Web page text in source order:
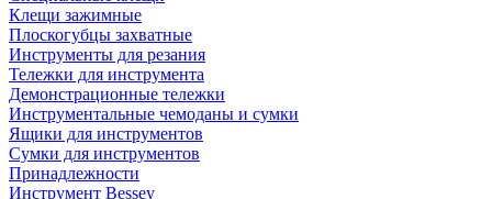
Клещи зажимные
Плоскогубцы захватные
Инструменты для резания
Тележки для инструмента
Демонстрационные тележки
Инструментальные чемоданы и сумки
Ящики для инструментов
Сумки для инструментов
Принадлежности
Инструмент Bessey